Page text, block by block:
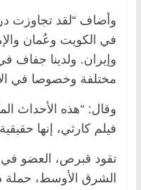
في الكويت وعُمان
وإيران. ولدينا جفاف
مختلفة وخصوصا في
وقال: “هذه الأحداث
فيلم كارثي، إنها
تقود قبرص، العضو في